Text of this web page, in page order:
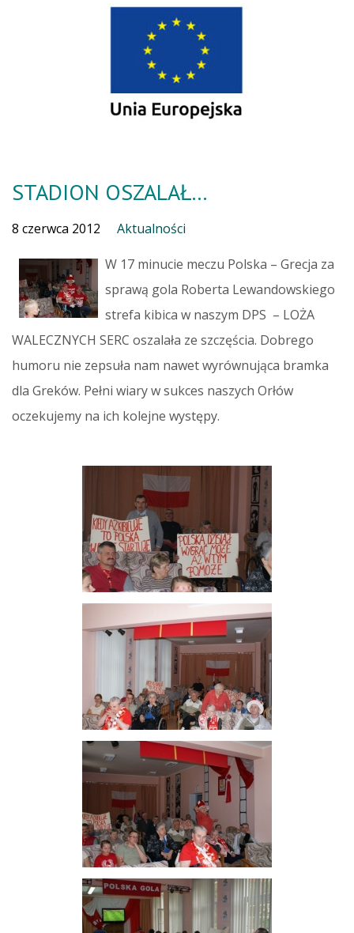
STADION OSZALAŁ…
8 czerwca 2012 Aktualności
W 17 minucie meczu Polska – Grecja za
sprawą gola Roberta Lewandowskiego
strefa kibica w naszym DPS – LOŻA
WALECZNYCH SERC oszalała ze szczęścia. Dobrego
humoru nie zepsuła nam nawet wyrównująca bramka
dla Greków. Pełni wiary w sukces naszych Orłów
oczekujemy na ich kolejne występy.